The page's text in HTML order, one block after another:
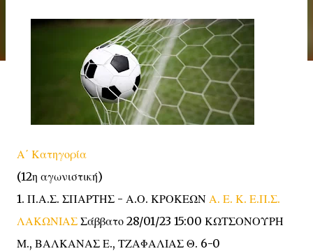
Α΄ Κατηγορία
(12η αγωνιστική)
1. Π.Α.Σ. ΣΠΑΡΤΗΣ - Α.Ο. ΚΡΟΚΕΩΝ Α. Ε. Κ. Ε.Π.Σ.
ΛΑΚΩΝΙΑΣ Σάββατο 28/01/23 15:00 ΚΩΤΣΟΝΟΥΡΗ
Μ., ΒΑΛΚΑΝΑΣ Ε., ΤΖΑΦΑΛΙΑΣ Θ. 6-0